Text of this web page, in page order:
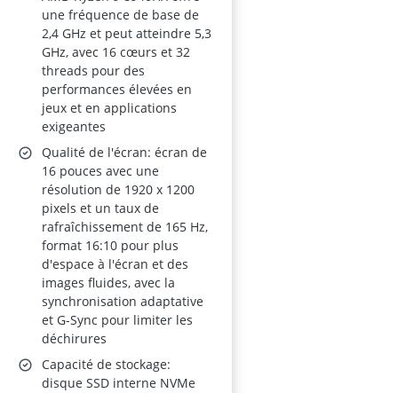
une fréquence de base de
2,4 GHz et peut atteindre 5,3
GHz, avec 16 cœurs et 32
threads pour des
performances élevées en
jeux et en applications
exigeantes
Qualité de l'écran: écran de
16 pouces avec une
résolution de 1920 x 1200
pixels et un taux de
rafraîchissement de 165 Hz,
format 16:10 pour plus
d'espace à l'écran et des
images fluides, avec la
synchronisation adaptative
et G-Sync pour limiter les
déchirures
Capacité de stockage:
disque SSD interne NVMe